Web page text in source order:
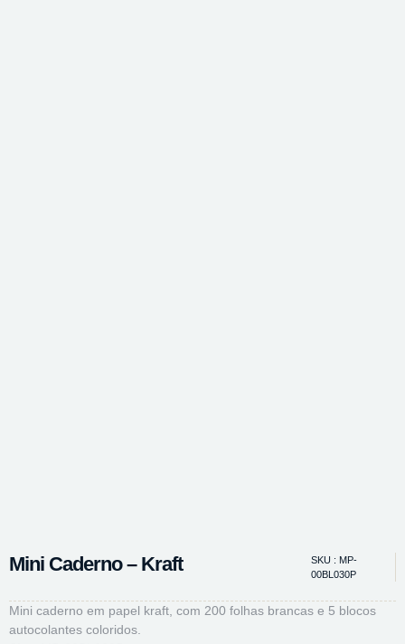
Mini Caderno – Kraft
SKU : MP-
00BL030P
Mini caderno em papel kraft, com 200 folhas brancas e 5 blocos
autocolantes coloridos.